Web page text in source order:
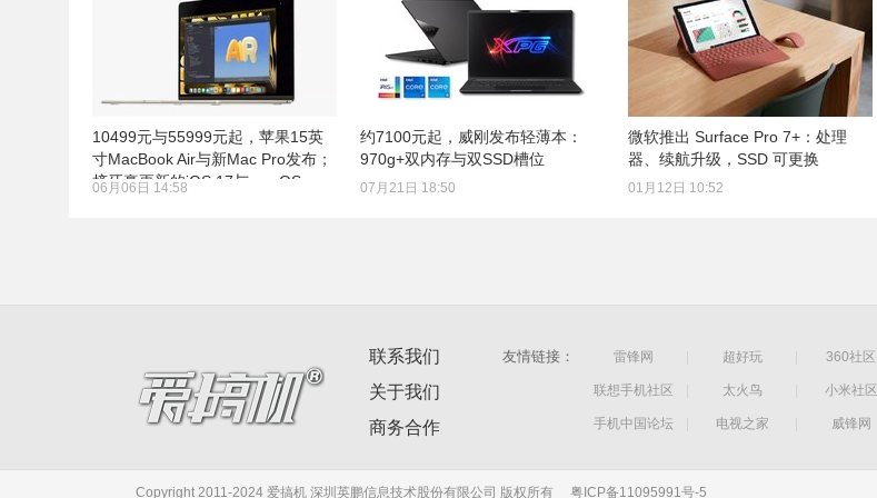
10499元与55999元起，苹果15英
寸MacBook Air与新Mac Pro发布；
挤牙膏更新的iOS 17与macOS
06月06日 14:58
约7100元起，威刚发布轻薄本：
970g+双内存与双SSD槽位
07月21日 18:50
微软推出 Surface Pro 7+：处理
器、续航升级，SSD 可更换
01月12日 10:52
联系我们
关于我们
商务合作
友情链接： 雷锋网 超好玩 360社区
联想手机社区 太火鸟 小米社区
手机中国论坛 电视之家 威锋网
Copyright 2011-2024 爱搞机 深圳英鹏信息技术股份有限公司 版权所有 粤ICP备11095991号-5